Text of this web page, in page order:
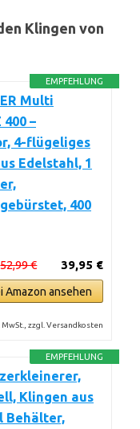
Klingen von
EMPFEHLUNG
Multi
–
4-flügeliges
Edelstahl, 1
400
39,95 €
52,99 €
Amazon ansehen
MwSt., zzgl. Versandkosten
EMPFEHLUNG
Klingen aus
Behälter,